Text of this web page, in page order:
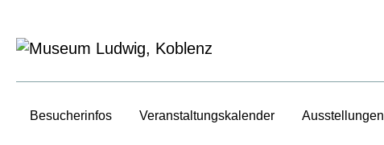
Besucherinfos Veranstaltungs­kalender Ausstellungen